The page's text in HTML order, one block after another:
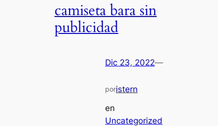
camiseta bara sin
publicidad
Dic 23, 2022—
poristern
en
Uncategorized